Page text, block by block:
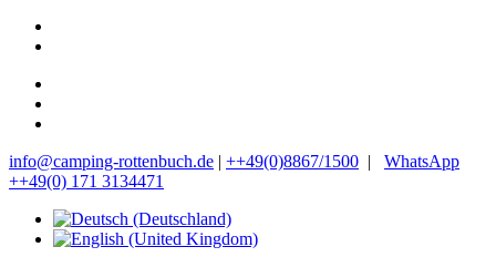
info@camping-rottenbuch.de | ++49(0)8867/1500 | WhatsApp
++49(0) 171 3134471